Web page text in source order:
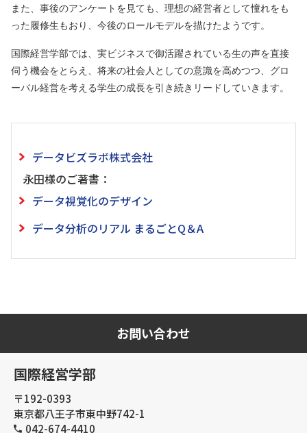
また、事後のアンケートを見ても、理想の経営者として憧れをも
った履修生もおり、今後のロールモデルを描けたようです。
国際経営学部では、実ビジネスで御活躍されている生の声を直接
伺う機会をとらえ、将来の社会人としての意識を高めつつ、グロ
ーバル経営を考える学生の成長を引き続きリードしていきます。
データビズラボ株式会社
永田様のご著書：
データ視覚化のデザイン
データ分析のリアル まるごとQ＆A
お問い合わせ
国際経営学部
〒192-0393
東京都八王子市東中野742-1
042-674-4410